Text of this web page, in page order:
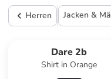
Herren Jacken &
Dare 2b
Shirt in Orange